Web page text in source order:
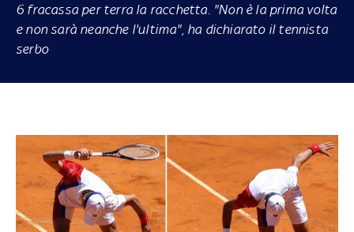
6 fracassa per terra la racchetta. "Non è la prima volta
e non sarà neanche l'ultima", ha dichiarato il tennista
serbo